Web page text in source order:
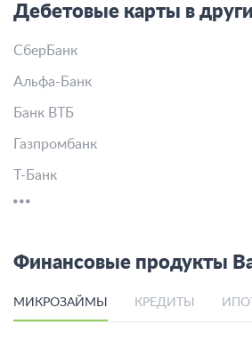
Дебетовые карты в
СберБанк
Альфа-Банк
Банк ВТБ
Газпромбанк
Т-Банк
Финансовые продукты
МИКРОЗАЙМЫ КРЕДИТЫ